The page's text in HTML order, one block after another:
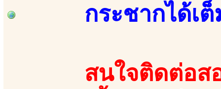
กระชากได้เ
สนใจติดต่อส